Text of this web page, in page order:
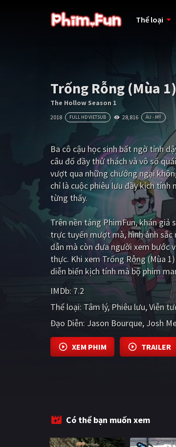
Thể loại
Trống Rỗng (Mùa 1)
The Hollow Season 1
2018 FULL HD VIETSUB 28,816 ÂU - MỸ
Ba cô cậu học sinh bất ngờ tỉnh
câu đố đầy thử thách và vô số
vượt qua những chướng ngại
chỉ là cuộc phiêu lưu đầy kịch
từng thấy.
Trên nền tảng PhimFun, khán giả
trực tuyến mượt mà, hình ảnh
dẫn mà còn đưa người xem bước
thực. Khi xem Trống Rỗng (Mùa
diễn biến kịch tính mà bộ phim
IMDb: 7.2
Thể loại: Tâm lý Phiêu lưu Viễn
Đạo Diễn: Jason Bourque Josh
XEM PHIM TRAILER
Có thể bạn muốn xem